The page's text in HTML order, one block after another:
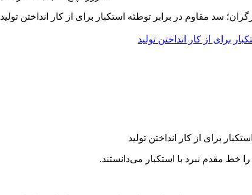
سد مقاوم در برابر توطئه استکبار برای از کار انداختن تولید
برای از کار انداختن تولید
خط مقدم نبرد با استکبار می‌دانستند.